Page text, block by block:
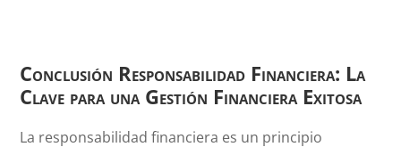
Conclusión Responsabilidad Financiera: La
Clave para una Gestión Financiera Exitosa
La responsabilidad financiera es un principio